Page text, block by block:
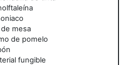
de mesa
de pomelo
fungible